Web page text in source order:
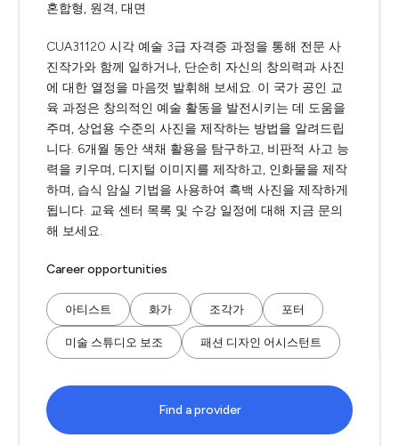
혼합형, 원격, 대면
CUA31120 시각 예술 3급 자격증 과정을 통해 전문 사
진작가와 함께 일하거나, 단순히 자신의 창의력과 사진
에 대한 열정을 마음껏 발휘해 보세요. 이 국가 공인 교
육 과정은 창의적인 예술 활동을 발전시키는 데 도움을
주며, 상업용 수준의 사진을 제작하는 방법을 알려드립
니다. 6개월 동안 색채 활용을 탐구하고, 비판적 사고 능
력을 키우며, 디지털 이미지를 제작하고, 인화물을 제작
하며, 습식 암실 기법을 사용하여 흑백 사진을 제작하게
됩니다. 교육 센터 목록 및 수강 일정에 대해 지금 문의
해 보세요.
Career opportunities
아티스트 화가 조각가 포터
미술 스튜디오 보조 패션 디자인 어시스턴트
Find a provider